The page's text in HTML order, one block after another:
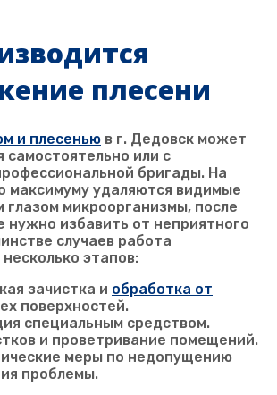
плесени
и плесенью в г. Дедовск может
самостоятельно или с
бригады. На
максимуму удаляются видимые
микроорганизмы, после
нужно избавить от неприятного
случаев работа
этапов:
зачистка и обработка от
поверхностей.
специальным средством.
и проветривание помещений.
меры по недопущению
проблемы.